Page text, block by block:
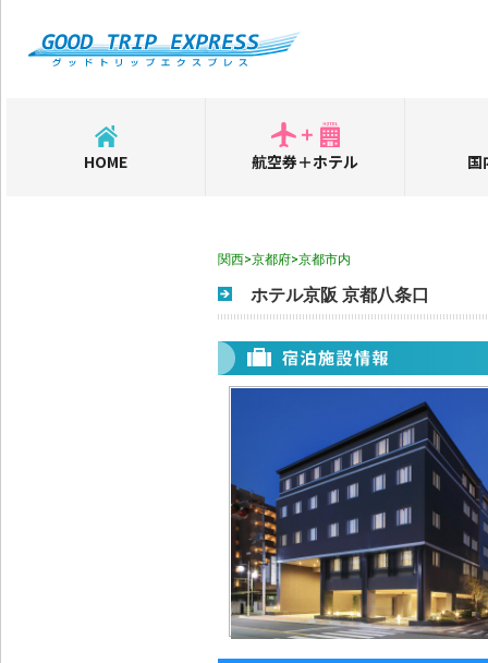
HOME 航空券＋ホテル 国
関西>京都府>京都市内
ホテル京阪 京都八条口